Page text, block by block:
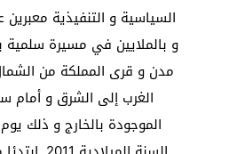
السياسية و التنفيذية
و بالملايين في مسيرة
مدن و قرى المملكة من
الغرب إلى الشرق و أمام